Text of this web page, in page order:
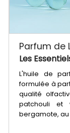
Parfum de
Les
L'huile de
formulée à
qualité
patchouli et
bergamote,